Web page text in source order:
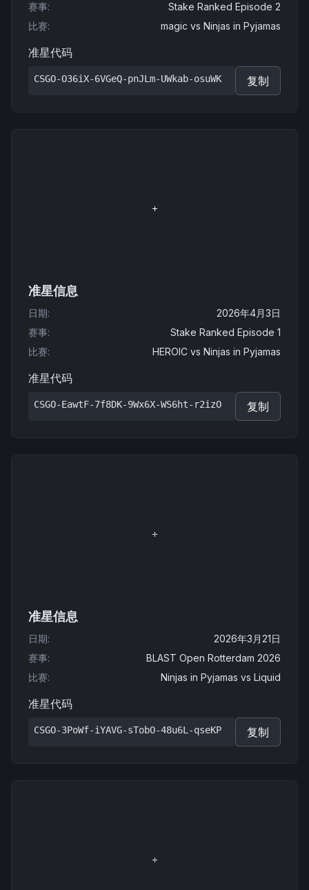
赛事:
Stake Ranked Episode 2
比赛: magic vs Ninjas in Pyjamas
准星代码
CSGO-O36iX-6VGeQ-pnJLm-UWkab-osuWK 复制
准星信息
日期:
2026年4月3日
赛事:
Stake Ranked Episode 1
比赛: HEROIC vs Ninjas in Pyjamas
准星代码
CSGO-EawtF-7f8DK-9Wx6X-WS6ht-r2izO 复制
准星信息
日期:
2026年3月21日
赛事:
BLAST Open Rotterdam 2026
比赛: Ninjas in Pyjamas vs Liquid
准星代码
CSGO-3PoWf-iYAVG-sTobO-48u6L-qseKP 复制